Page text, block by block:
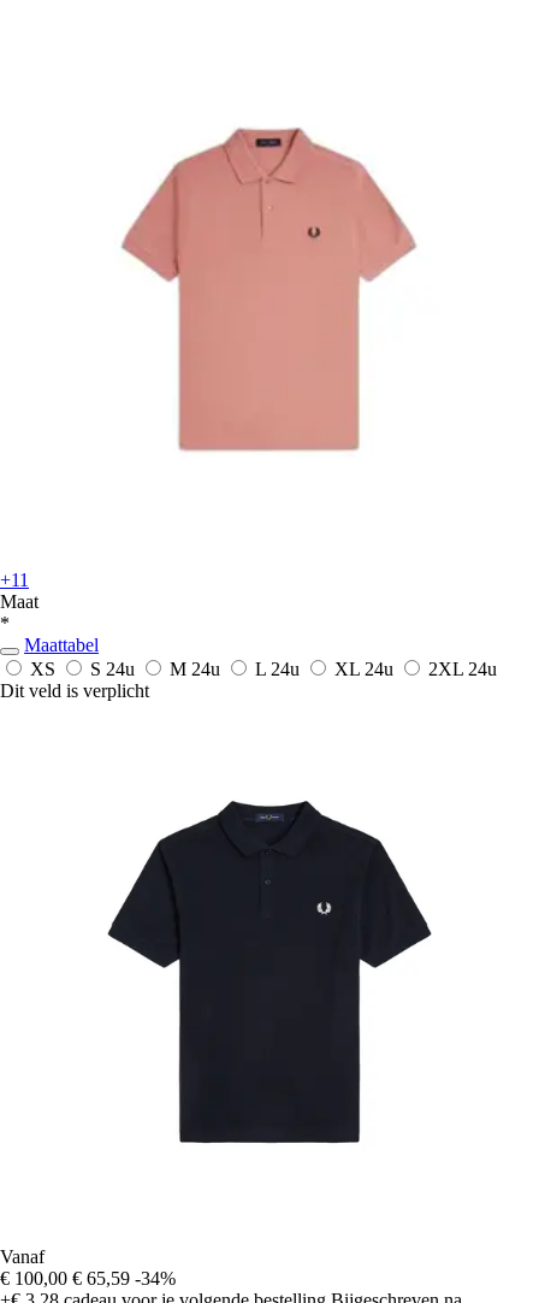
+11
Maat
*
Maattabel
XS
S 24u M 24u L 24u XL 24u 2XL 24u
Dit veld is verplicht
Vanaf
€ 100,00 € 65,59 -34%